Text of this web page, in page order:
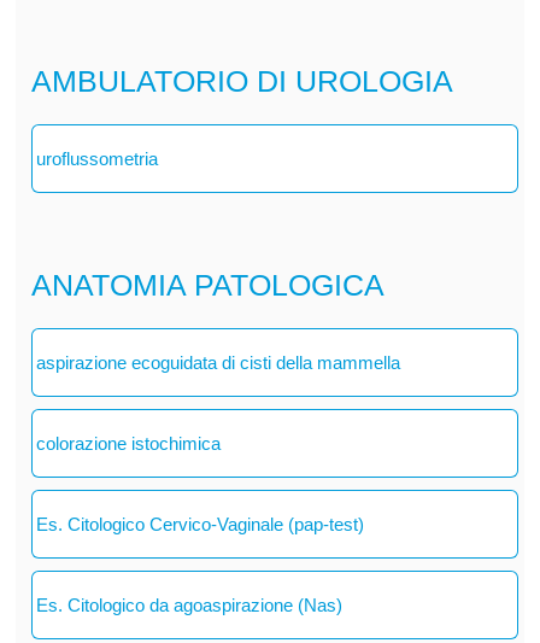
AMBULATORIO DI UROLOGIA
uroflussometria
ANATOMIA PATOLOGICA
aspirazione ecoguidata di cisti della mammella
colorazione istochimica
Es. Citologico Cervico-Vaginale (pap-test)
Es. Citologico da agoaspirazione (Nas)